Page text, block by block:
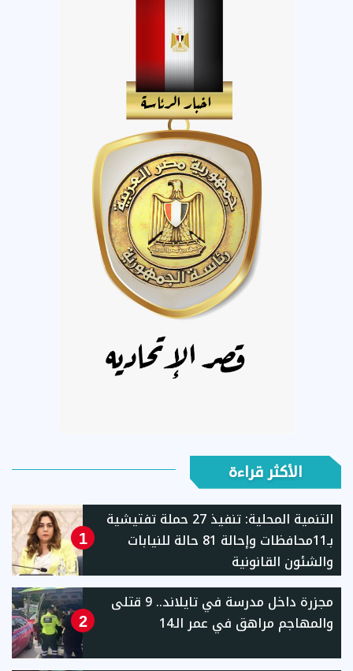
الأكثر قراءة
1
التنمية المحلية: تنفيذ 27 حملة تفتيشية
بـ11محافظات وإحالة 81 حالة للنيابات
والشئون القانونية
2
مجزرة داخل مدرسة في تايلاند.. 9 قتلى
والمهاجم مراهق في عمر الـ14